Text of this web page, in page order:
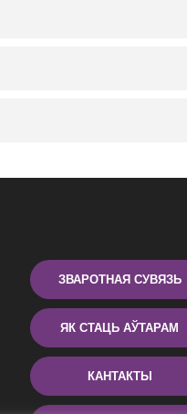
ЗВАРОТНАЯ СУВЯЗЬ
ЯК СТАЦЬ АЎТАРАМ
КАНТАКТЫ